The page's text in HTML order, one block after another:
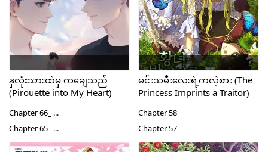
နှလုံးသားထဲမှ ကချေသည်
(Pirouette into My Heart)
Chapter 66_ ...
Chapter 65_ ...
မင်းသမီးလေးရဲ့ကလဲ့စား (The
Princess Imprints a Traitor)
Chapter 58
Chapter 57